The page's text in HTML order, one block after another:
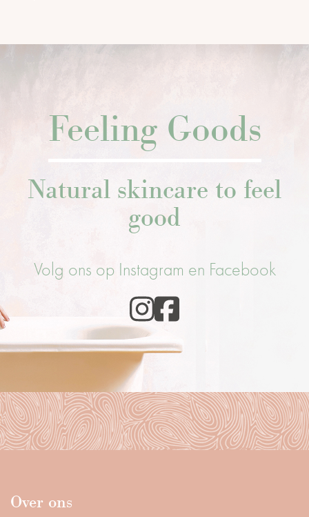
Feeling Goods
Natural skincare to feel
good
Volg ons op Instagram en Facebook
Over ons